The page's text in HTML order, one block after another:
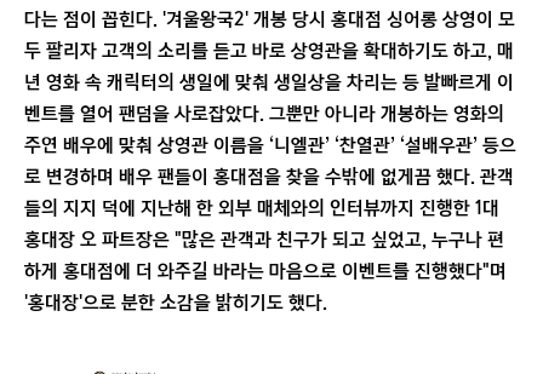
다는 점이 꼽힌다. '겨울왕국2' 개봉 당시 홍대점 싱어롱 상영이 모
두 팔리자 고객의 소리를 듣고 바로 상영관을 확대하기도 하고, 매
년 영화 속 캐릭터의 생일에 맞춰 생일상을 차리는 등 발빠르게 이
벤트를 열어 팬덤을 사로잡았다. 그뿐만 아니라 개봉하는 영화의
주연 배우에 맞춰 상영관 이름을 ‘니엘관’ ‘찬열관’ ‘설배우관’ 등으
로 변경하며 배우 팬들이 홍대점을 찾을 수밖에 없게끔 했다. 관객
들의 지지 덕에 지난해 한 외부 매체와의 인터뷰까지 진행한 1대
홍대장 오 파트장은 "많은 관객과 친구가 되고 싶었고, 누구나 편
하게 홍대점에 더 와주길 바라는 마음으로 이벤트를 진행했다"며
'홍대장'으로 분한 소감을 밝히기도 했다.